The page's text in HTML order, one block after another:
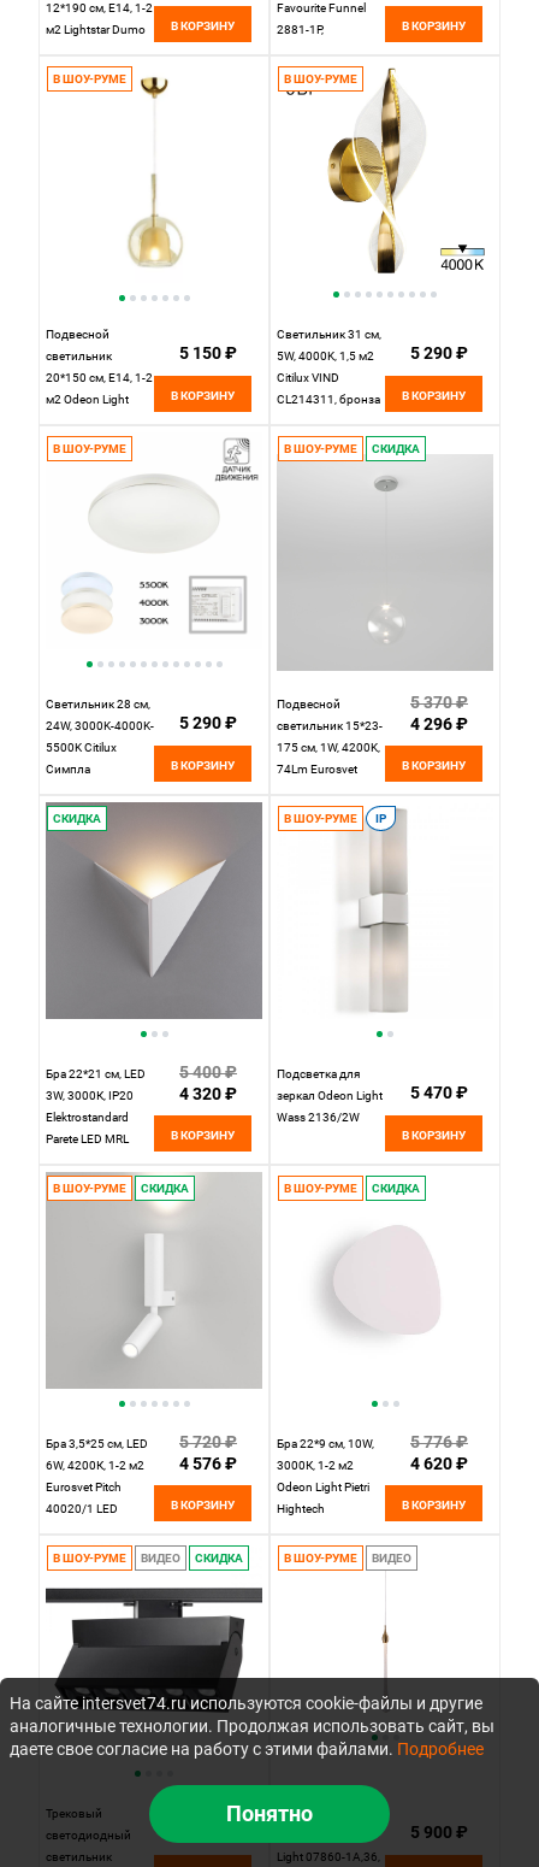
12*190 см, Е14, 1-2
м2 Lightstar Dumo
золото
В КОРЗИНУ
Favourite Funnel
2881-1P,
каркас золотого
цвета, плафон из
декоративные
цепочки в цвет
В КОРЗИНУ
В ШОУ-РУМЕ
Подвесной
светильник
20*150 см, E14, 1-2
м2 Odeon Light
янтарный
5 150 ₽
В КОРЗИНУ
В ШОУ-РУМЕ
Светильник 31 см,
5W, 4000K, 1,5 м2
Citilux VIND
CL214311, бронза
5 290 ₽
В КОРЗИНУ
В ШОУ-РУМЕ
Светильник 28 см,
24W, 3000K-4000K-
5500K Citilux
Симпла
с датчиком
движения
5 290 ₽
В КОРЗИНУ
В ШОУ-РУМЕ СКИДКА
Подвесной
светильник 15*23-
175 см, 1W, 4200K,
74Lm Eurosvet
LED прозрачный
5 370 ₽
4 296 ₽
В КОРЗИНУ
СКИДКА
Бра 22*21 см, LED
3W, 3000К, IP20
Elektrostandard
Parete LED MRL
5 400 ₽
4 320 ₽
В КОРЗИНУ
В ШОУ-РУМЕ IP
Подсветка для
зеркал Odeon Light
Wass 2136/2W
5 470 ₽
В КОРЗИНУ
В ШОУ-РУМЕ СКИДКА
Бра 3,5*25 см, LED
6W, 4200К, 1-2 м2
Eurosvet Pitch
40020/1 LED
5 720 ₽
4 576 ₽
В КОРЗИНУ
В ШОУ-РУМЕ СКИДКА
Бра 22*9 см, 10W,
3000К, 1-2 м2
Odeon Light Pietri
Hightech
5 776 ₽
4 620 ₽
В КОРЗИНУ
В ШОУ-РУМЕ ВИДЕО СКИДКА
Трековый
светодиодный
светильник
5 870 ₽
В ШОУ-РУМЕ ВИДЕО
Светильник 10 см,
Light 07860-1A,36,
5 900 ₽
На сайте intersvet74.ru используются cookie-файлы и другие
аналогичные технологии. Продолжая использовать сайт, вы
даете свое согласие на работу с этими файлами. Подробнее
Понятно